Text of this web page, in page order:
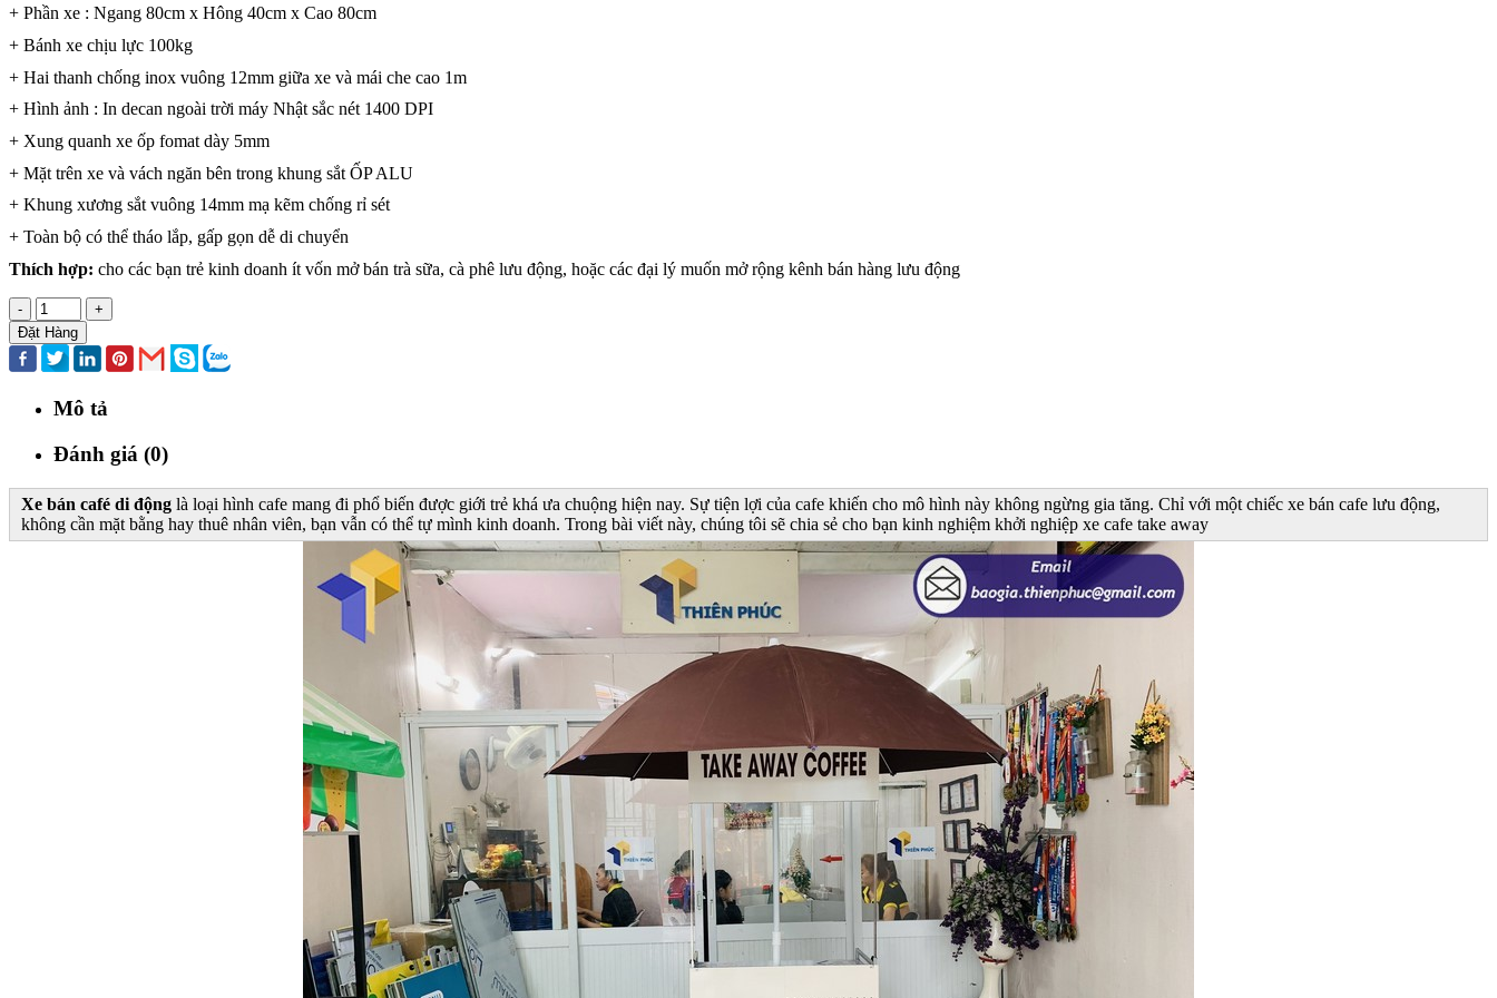
+ Phần xe : Ngang 80cm x Hông 40cm x Cao 80cm
+ Bánh xe chịu lực 100kg
+ Hai thanh chống inox vuông 12mm giữa xe và mái che cao 1m
+ Hình ảnh : In decan ngoài trời máy Nhật sắc nét 1400 DPI
+ Xung quanh xe ốp fomat dày 5mm
+ Mặt trên xe và vách ngăn bên trong khung sắt ỐP ALU
+ Khung xương sắt vuông 14mm mạ kẽm chống rỉ sét
+ Toàn bộ có thể tháo lắp, gấp gọn dễ di chuyển
Thích hợp: cho các bạn trẻ kinh doanh ít vốn mở bán trà sữa, cà phê lưu động, hoặc các đại lý muốn mở rộng kênh bán hàng lưu động
-
+
Đặt Hàng
Mô tả
Đánh giá (0)
Xe bán café di động là loại hình cafe mang đi phổ biến được giới trẻ khá ưa chuộng hiện nay. Sự tiện lợi của cafe khiến cho mô hình này không ngừng gia tăng. Chỉ với một chiếc xe bán cafe lưu động,
không cần mặt bằng hay thuê nhân viên, bạn vẫn có thể tự mình kinh doanh. Trong bài viết này, chúng tôi sẽ chia sẻ cho bạn kinh nghiệm khởi nghiệp xe cafe take away